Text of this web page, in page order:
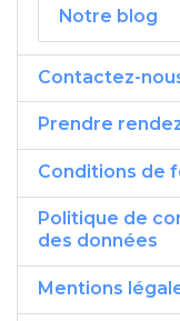
Notre blog
Contactez-
Prendre
Conditions de
Politique de
des données
Mentions